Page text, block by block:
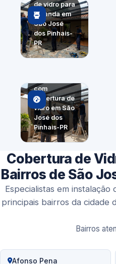
de vidro para
varanda em
São José
dos Pinhais-
PR
com
cobertura de
vidro em São
José dos
Pinhais-PR
Cobertura de
Bairros de São
Especialistas em
principais bairros da cidade
Bairros
Afonso Pena